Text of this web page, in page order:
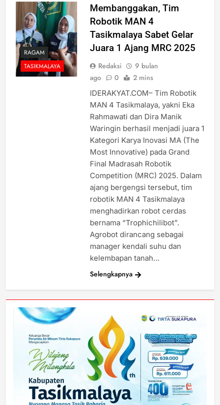
RAGAM
TASIKMALAYA
Membanggakan, Tim
Robotik MAN 4
Tasikmalaya Sabet Gelar
Juara 1 Ajang MRC 2025
Redaksi
9 bulan
ago
0 2 mins
IDERAKYAT.COM– Tim Robotik
MAN 4 Tasikmalaya, yakni Eka
Rahmawati dan Dira Manik
Waringin berhasil menjadi juara 1
Kategori Karya Inovasi MA (The
Most Innovative) pada Grand
Final Madrasah Robotik
Competition (MRC) 2025. Dalam
ajang bergengsi tersebut, tim
robotik MAN 4 Tasikmalaya
menghadirkan robot cerdas
bernama “Trophichilibot”.
Agrobot dirancang sebagai
manager kendali suhu dan
kelembapan tanah…
Selengkapnya